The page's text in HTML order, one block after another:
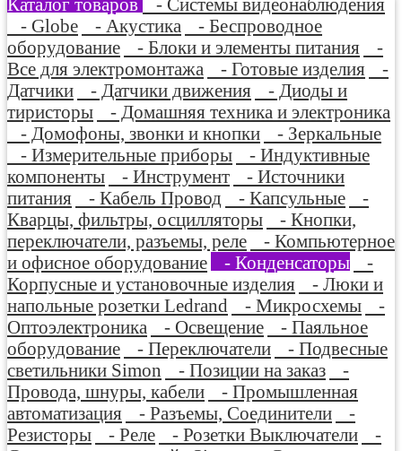
- Globe
- Акустика
- Беспроводное
оборудование
- Блоки и элементы питания
-
Все для электромонтажа
- Готовые изделия
-
Датчики
- Датчики движения
- Диоды и
тиристоры
- Домашняя техника и электроника
- Домофоны, звонки и кнопки
- Зеркальные
- Измерительные приборы
- Индуктивные
компоненты
- Инструмент
- Источники
питания
- Кабель Провод - Капсульные
-
Кварцы, фильтры, осцилляторы
- Кнопки,
переключатели, разъемы, реле
- Компьютерное
и офисное оборудование
- Конденсаторы
-
Корпусные и установочные изделия
- Люки и
напольные розетки Ledrand
- Микросхемы
-
Оптоэлектроника
- Освещение
- Паяльное
оборудование
- Переключатели
- Подвесные
светильники Simon
- Позиции на заказ
-
Провода, шнуры, кабели
- Промышленная
автоматизация
- Разъемы, Соединители
-
Резисторы
- Реле - Розетки Выключатели
-